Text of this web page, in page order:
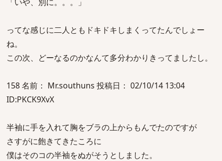
ってな感じに二人ともドキドキしまくってたんでしょー
ね。
この次、どーなるのかなんて多分わかりきってましたし。
158 名前： Mr.southuns 投稿日： 02/10/14 13:04
ID:PKCK9XvX
半袖に手を入れて胸をブラの上からもんでたのですが
さすがに飽きてきたころに
僕はそのコの半袖をぬがそうとしました。